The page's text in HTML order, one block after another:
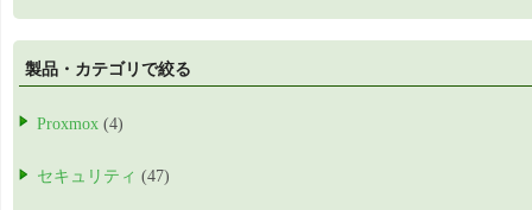
製品・カテゴリで絞る
Proxmox (4)
セキュリティ (47)